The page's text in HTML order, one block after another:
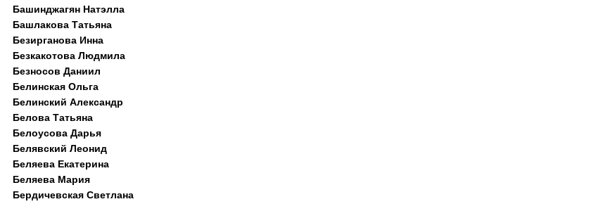
Башинджагян Натэлла
Башлакова Татьяна
Безирганова Инна
Безкакотова Людмила
Безносов Даниил
Белинская Ольга
Белинский Александр
Белова Татьяна
Белоусова Дарья
Белявский Леонид
Беляева Екатерина
Беляева Мария
Бердичевская Светлана